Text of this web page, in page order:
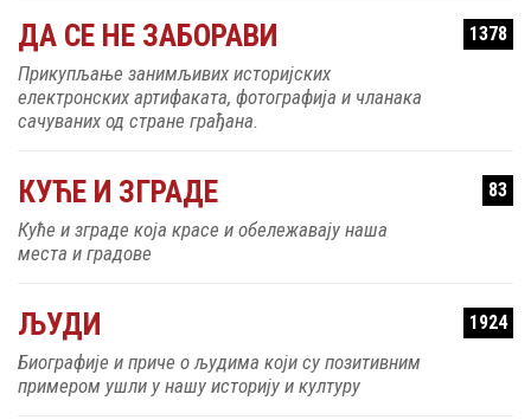
ДА СЕ НЕ ЗАБОРАВИ 1378
Прикупљање занимљивих историјских
електронских артифаката, фотографија и чланака
сачуваних од стране грађана.
КУЋЕ И ЗГРАДЕ 83
Куће и зграде која красе и обележавају наша
места и градове
ЉУДИ 1924
Биографије и приче о људима који су позитивним
примером ушли у нашу историју и културу